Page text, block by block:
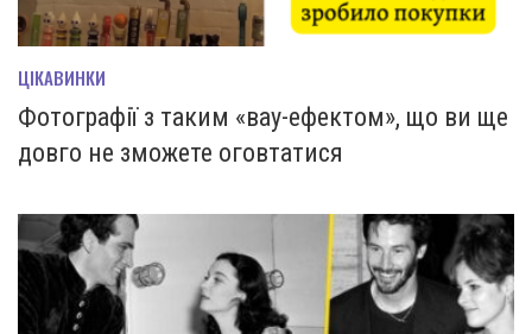
ЦІКАВИНКИ
Фотографії з таким «вау-ефектом», що ви ще
довго не зможете оговтатися